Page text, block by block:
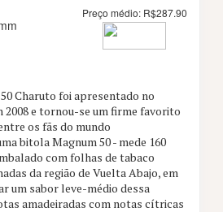
Nota
9.3
21 aval.
Preço médio: R$287.90
Charuto foi apresentado no
2008 e tornou-se um firme favorito
os fãs do mundo
bitola Magnum 50 - mede 160
com folhas de tabaco
da região de Vuelta Abajo, em
um sabor leve-médio dessa
amadeiradas com notas cítricas